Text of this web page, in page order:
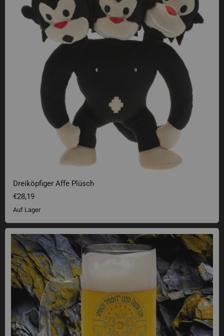
Dreiköpfiger Affe Plüsch
€28,19
Auf Lager
Bierglas Sprich Prost